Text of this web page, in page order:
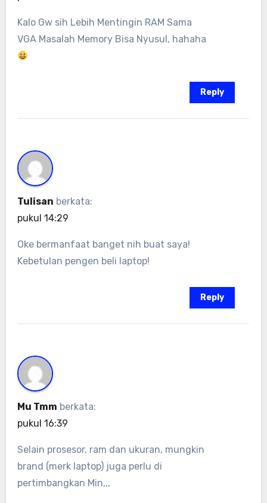
Kalo Gw sih Lebih Mentingin RAM Sama
VGA Masalah Memory Bisa Nyusul, hahaha
Reply
Tulisan berkata:
pukul 14:29
Oke bermanfaat banget nih buat saya!
Kebetulan pengen beli laptop!
Reply
Mu Tmm berkata:
pukul 16:39
Selain prosesor, ram dan ukuran, mungkin
brand (merk laptop) juga perlu di
pertimbangkan Min,,,